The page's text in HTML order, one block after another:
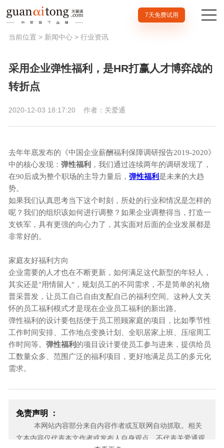
7天免费试用
当前位置 > 新闻中心 > 行业资讯
采用企业弹性福利，是HR打赢人才博弈战的
转折点
2020-12-03 18:17:20 作者：关爱通
去年年底发布的《中国企业薪酬福利保障调研报告2019-2020》
中的核心发现： 弹性福利 ，我们通过连续两年的调研发现了，
在90后成为整个职场的主导力量后， 弹性福利 是未来的大趋
势。
如果我们认真思考当下这个时刻，所处的行业和情况是怎样的
呢？我们的组织该如何进行调整？如果企业调整得当，打造一
支铁军，具有更强的向心力了，其实面对后面的企业发展都是
非常好的。
家庭友好福利方向
企业需要的人才也在不断更新，如何满足这代新型的年轻人，
其实还是"用情留人"，规划员工的不同需求，不是简单的礼物
普采普发，让员工自己自由支配自己的福利空间。这种人文关
怀的员工福利模式才是现在企业员工福利的新出路。
弹性福利的设计要包括便于员工照顾家庭的项目，比如季节性
工作时间安排、工作地点变换计划、全职居家上班、压缩周工
作时间等。 弹性福利 的项目设计要使员工参与进来，提供给员
工数量众多、范围广泛的福利项目，更好地满足员工的多元化
需求。
免责声明 ：
本网站内容部分来自内容作者或互联网自动抓取。相关
文本内容仅代表本文作者或发布人自身观点，不代表关爱通观